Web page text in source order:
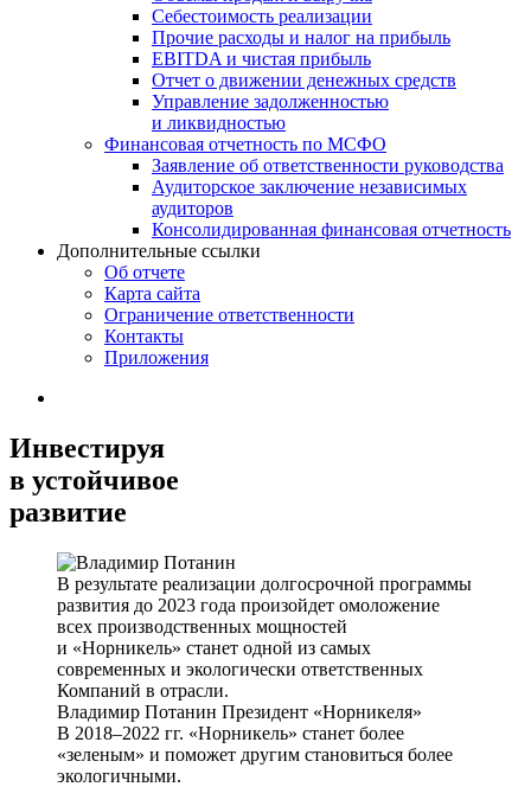
Себестоимость реализации
Прочие расходы и налог на прибыль
EBITDA и чистая прибыль
Отчет о движении денежных средств
Управление задолженностью
и ликвидностью
Финансовая отчетность по МСФО
Заявление об ответственности руководства
Аудиторское заключение независимых
аудиторов
Консолидированная финансовая отчетность
Дополнительные ссылки
Об отчете
Карта сайта
Ограничение ответственности
Контакты
Приложения
Инвестируя
в устойчивое
развитие
В результате реализации долгосрочной программы
развития до 2023 года произойдет омоложение
всех производственных мощностей
и «Норникель» станет одной из самых
современных и экологически ответственных
Компаний в отрасли.
Владимир Потанин Президент «Норникеля»
В 2018–2022 гг. «Норникель» станет более
«зеленым» и поможет другим становиться более
экологичными.